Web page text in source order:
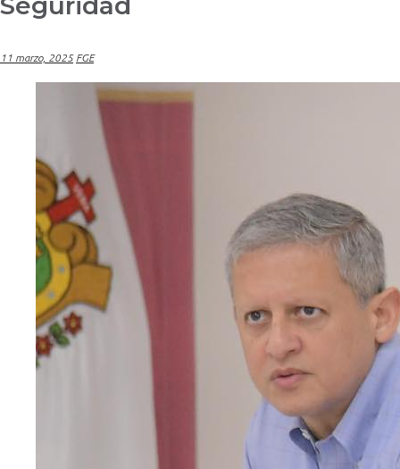
11 marzo, 2025 FGE